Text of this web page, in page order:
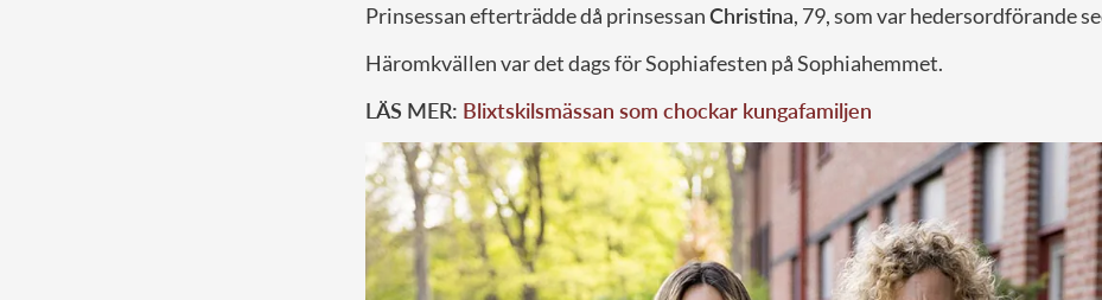
Prinsessan efterträdde då prinsessanChristina, 79, som var hedersordförande
Häromkvällen var det dags för Sophiafesten på Sophiahemmet.
LÄS MER: Blixtskilsmässan som chockar kungafamiljen